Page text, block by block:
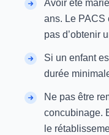
Avoir été
ans. Le PACS
pas d’obtenir
Si un enfant
durée
Ne pas être
concubinage.
le